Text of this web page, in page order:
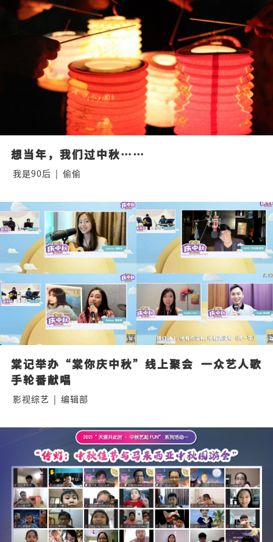
想当年，我们过中秋……
我是90后 | 偷偷
棠记举办“棠你庆中秋”线上聚会  一众艺人歌
手轮番献唱
影视综艺 | 编辑部